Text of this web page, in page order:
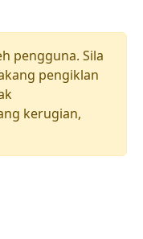
pengguna. Sila
pengiklan
kerugian,